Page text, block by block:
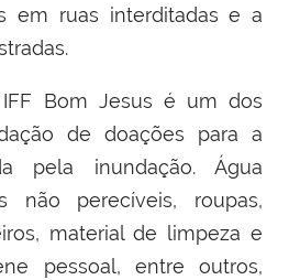
em ruas interditadas e a
Bom Jesus é um dos
de doações para a
pela inundação.
Água
não perecíveis, roupas,
material de limpeza e
pessoal, entre outros,